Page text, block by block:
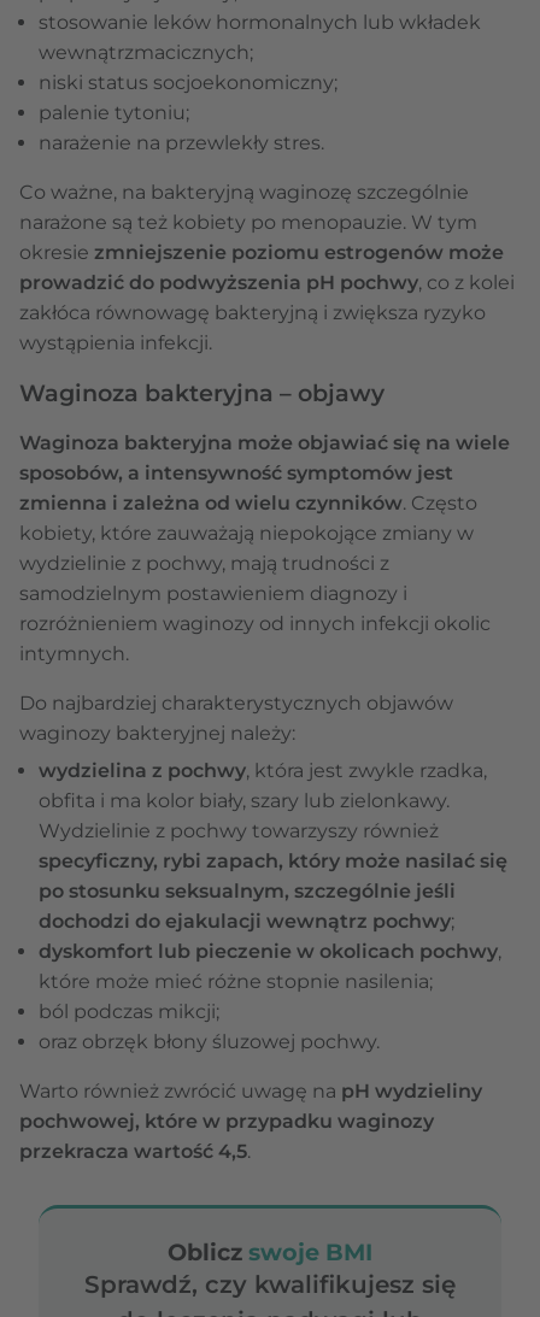
stosowanie leków hormonalnych lub wkładek
wewnątrzmacicznych;
niski status socjoekonomiczny;
palenie tytoniu;
narażenie na przewlekły stres.
Co ważne, na bakteryjną waginozę szczególnie
narażone są też kobiety po menopauzie. W tym
okresie zmniejszenie poziomu estrogenów może
prowadzić do podwyższenia pH pochwy, co z kolei
zakłóca równowagę bakteryjną i zwiększa ryzyko
wystąpienia infekcji.
Waginoza bakteryjna – objawy
Waginoza bakteryjna może objawiać się na wiele
sposobów, a intensywność symptomów jest
zmienna i zależna od wielu czynników. Często
kobiety, które zauważają niepokojące zmiany w
wydzielinie z pochwy, mają trudności z
samodzielnym postawieniem diagnozy i
rozróżnieniem waginozy od innych infekcji okolic
intymnych.
Do najbardziej charakterystycznych objawów
waginozy bakteryjnej należy:
wydzielina z pochwy, która jest zwykle rzadka,
obfita i ma kolor biały, szary lub zielonkawy.
Wydzielinie z pochwy towarzyszy również
specyficzny, rybi zapach, który może nasilać się
po stosunku seksualnym, szczególnie jeśli
dochodzi do ejakulacji wewnątrz pochwy;
dyskomfort lub pieczenie w okolicach pochwy,
które może mieć różne stopnie nasilenia;
ból podczas mikcji;
oraz obrzęk błony śluzowej pochwy.
Warto również zwrócić uwagę na pH wydzieliny
pochwowej, które w przypadku waginozy
przekracza wartość 4,5.
Oblicz swoje BMI
Sprawdź, czy kwalifikujesz się